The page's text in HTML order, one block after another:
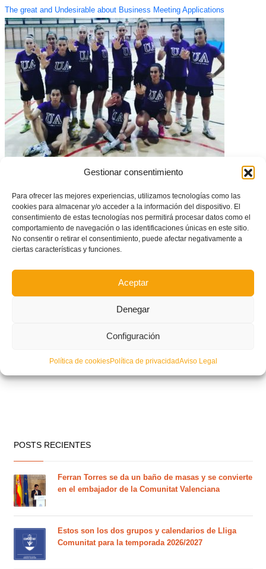
Gestionar consentimiento
Para ofrecer las mejores experiencias, utilizamos tecnologías como las
cookies para almacenar y/o acceder a la información del dispositivo. El
consentimiento de estas tecnologías nos permitirá procesar datos como el
comportamiento de navegación o las identificaciones únicas en este sitio.
No consentir o retirar el consentimiento, puede afectar negativamente a
ciertas características y funciones.
Aceptar
Denegar
Configuración
Política de cookiesPolítica de privacidadAviso Legal
The great and Undesirable about Business Meeting Applications
La UA se las verá con Poio Pescamar en las semifinales de Copa de
POSTS RECIENTES
Ferran Torres se da un baño de masas y se convierte
en el embajador de la Comunitat Valenciana
Estos son los dos grupos y calendarios de Lliga
Comunitat para la temporada 2026/2027